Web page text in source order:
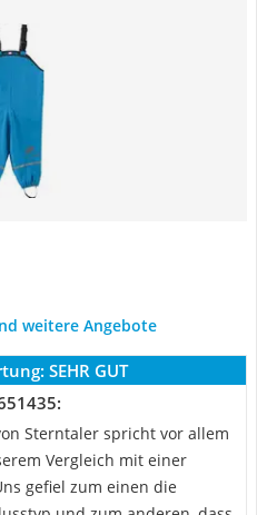
weitere Angebote
SEHR GUT
Sterntaler spricht vor allem
Vergleich mit einer
gefiel zum einen die